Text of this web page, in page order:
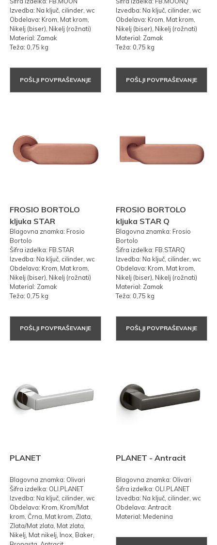
Izvedba: Na ključ, cilinder, wc
Obdelava: Krom, Mat krom,
Nikelj (biser), Nikelj (rožnati)
Material: Zamak
Teža: 0,75 kg
POŠLJI POVPRAŠEVANJE
Izvedba: Na ključ, cilinder, wc
Obdelava: Krom, Mat krom,
Nikelj (biser), Nikelj (rožnati)
Material: Zamak
Teža: 0,75 kg
POŠLJI POVPRAŠEVANJE
FROSIO BORTOLO
kljuka STAR
Blagovna znamka: Frosio
Bortolo
Šifra izdelka: FB.STAR
Izvedba: Na ključ, cilinder, wc
Obdelava: Krom, Mat krom,
Nikelj (biser), Nikelj (rožnati)
Material: Zamak
Teža: 0,75 kg
POŠLJI POVPRAŠEVANJE
FROSIO BORTOLO
kljuka STAR Q
Blagovna znamka: Frosio
Bortolo
Šifra izdelka: FB.STARQ
Izvedba: Na ključ, cilinder, wc
Obdelava: Krom, Mat krom,
Nikelj (biser), Nikelj (rožnati)
Material: Zamak
Teža: 0,75 kg
POŠLJI POVPRAŠEVANJE
PLANET
Blagovna znamka: Olivari
Šifra izdelka: OLI.PLANET
Izvedba: Na ključ, cilinder, wc
Obdelava: Krom, Krom/Mat
krom, Črna, Mat krom, Zlata,
Zlata/Mat zlata, Mat zlata,
Nikelj, Mat nikelj, Inox, Baker,
PLANET - Antracit
Blagovna znamka: Olivari
Šifra izdelka: OLI.PLANET
Izvedba: Na ključ, cilinder, wc
Obdelava: Antracit
Material: Medenina